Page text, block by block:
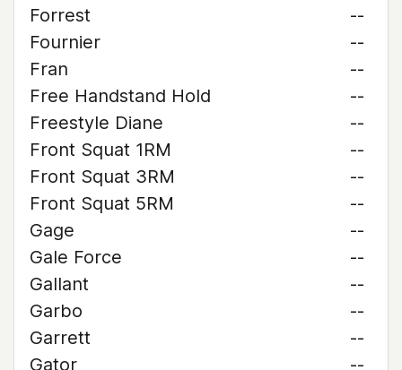
Forrest
--
Fournier
--
Fran
--
Free Handstand Hold
--
Freestyle Diane
--
Front Squat 1RM
--
Front Squat 3RM
--
Front Squat 5RM
--
Gage
--
Gale Force
--
Gallant
--
Garbo
--
Garrett
--
Gator
--